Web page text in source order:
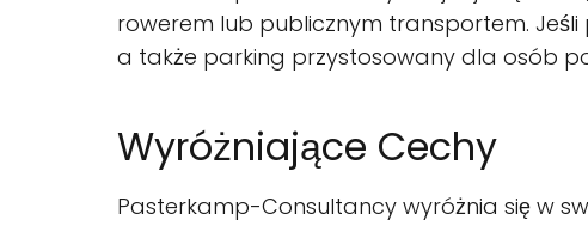
rowerem lub publicznym transportem.
a także parking przystosowany dla osób
Wyróżniające Cechy
Pasterkamp-Consultancy wyróżnia się w